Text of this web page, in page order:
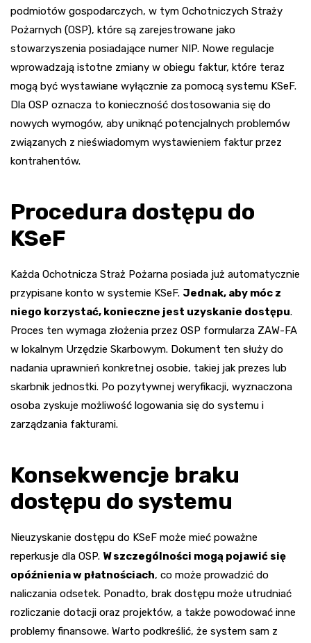
podmiotów gospodarczych, w tym Ochotniczych Straży
Pożarnych (OSP), które są zarejestrowane jako
stowarzyszenia posiadające numer NIP. Nowe regulacje
wprowadzają istotne zmiany w obiegu faktur, które teraz
mogą być wystawiane wyłącznie za pomocą systemu KSeF.
Dla OSP oznacza to konieczność dostosowania się do
nowych wymogów, aby uniknąć potencjalnych problemów
związanych z nieświadomym wystawieniem faktur przez
kontrahentów.
Procedura dostępu do
KSeF
Każda Ochotnicza Straż Pożarna posiada już automatycznie
przypisane konto w systemie KSeF. Jednak, aby móc z
niego korzystać, konieczne jest uzyskanie dostępu.
Proces ten wymaga złożenia przez OSP formularza ZAW-FA
w lokalnym Urzędzie Skarbowym. Dokument ten służy do
nadania uprawnień konkretnej osobie, takiej jak prezes lub
skarbnik jednostki. Po pozytywnej weryfikacji, wyznaczona
osoba zyskuje możliwość logowania się do systemu i
zarządzania fakturami.
Konsekwencje braku
dostępu do systemu
Nieuzyskanie dostępu do KSeF może mieć poważne
reperkusje dla OSP. W szczególności mogą pojawić się
opóźnienia w płatnościach, co może prowadzić do
naliczania odsetek. Ponadto, brak dostępu może utrudniać
rozliczanie dotacji oraz projektów, a także powodować inne
problemy finansowe. Warto podkreślić, że system sam z